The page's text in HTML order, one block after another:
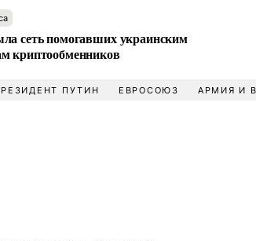
сеть помогавших украинским
криптообменников
ПУТИН ЕВРОСОЮЗ АРМИЯ И